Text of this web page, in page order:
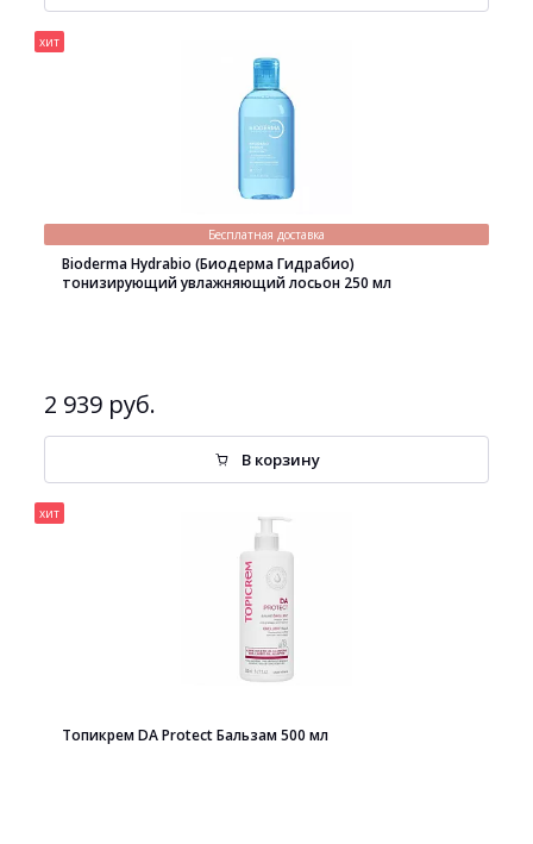
хит
Бесплатная доставка
Bioderma Hydrabio (Биодерма Гидрабио)
тонизирующий увлажняющий лосьон 250 мл
2 939 руб.
В корзину
хит
Топикрем DA Protect Бальзам 500 мл